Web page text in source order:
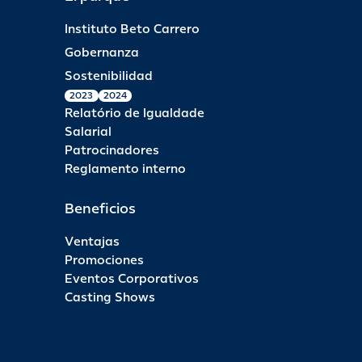
Instituto Beto Carrero
Gobernanza
Sostenibilidad
2023 2024
Relatório de Igualdade
Salarial
Patrocinadores
Reglamento interno
Beneficios
Ventajas
Promociones
Eventos Corporativos
Casting Shows